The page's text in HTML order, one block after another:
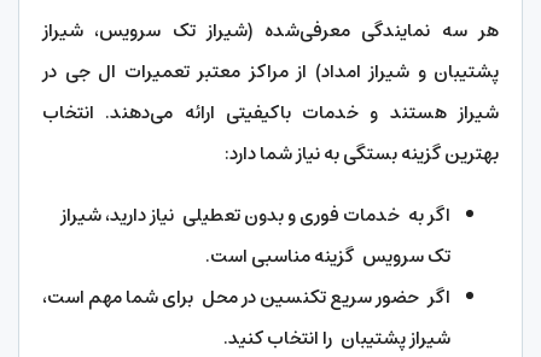
هر سه نمایندگی معرفی‌شده (شیراز تک‌ سرویس، شیراز
پشتیبان و شیراز امداد) از مراکز معتبر تعمیرات ال جی در
شیراز هستند و خدمات باکیفیتی ارائه می‌دهند. انتخاب
بهترین گزینه بستگی به نیاز شما دارد:
اگر به خدمات فوری و بدون تعطیلی نیاز دارید، شیراز
تک‌ سرویس گزینه مناسبی است.
اگر حضور سریع تکنسین در محل برای شما مهم است،
شیراز پشتیبان را انتخاب کنید.